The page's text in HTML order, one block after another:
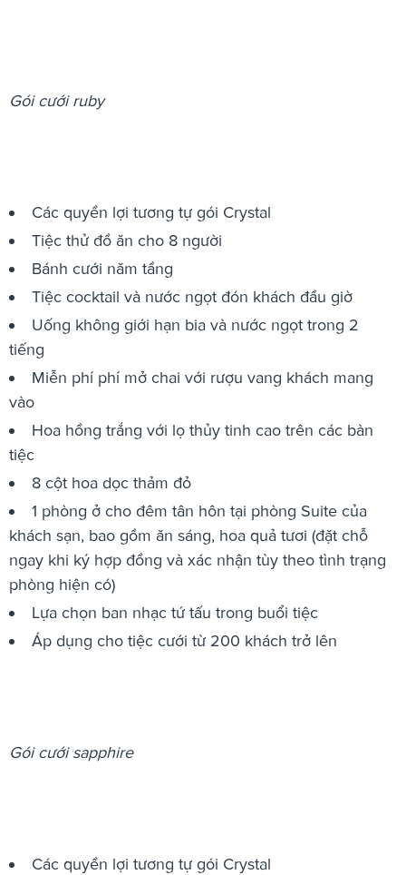
Gói cưới ruby
Các quyền lợi tương tự gói Crystal
Tiệc thử đồ ăn cho 8 người
Bánh cưới năm tầng
Tiệc cocktail và nước ngọt đón khách đầu giờ
Uống không giới hạn bia và nước ngọt trong 2
tiếng
Miễn phí phí mở chai với rượu vang khách mang
vào
Hoa hồng trắng với lọ thủy tinh cao trên các bàn
tiệc
8 cột hoa dọc thảm đỏ
1 phòng ở cho đêm tân hôn tại phòng Suite của
khách sạn, bao gồm ăn sáng, hoa quả tươi (đặt chỗ
ngay khi ký hợp đồng và xác nhận tùy theo tình trạng
phòng hiện có)
Lựa chọn ban nhạc tứ tấu trong buổi tiệc
Áp dụng cho tiệc cưới từ 200 khách trở lên
Gói cưới sapphire
Các quyền lợi tương tự gói Crystal